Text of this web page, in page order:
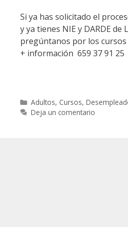
Si ya has solicitado el
y ya tienes NIE y DARDE de
pregúntanos por los
+ información 659 37 91 25
Categorías
Adultos, Cursos,
Deja un comentario